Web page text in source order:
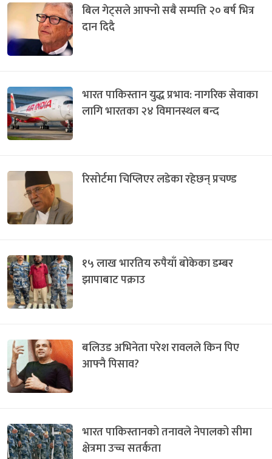
बिल गेट्सले आफ्नो सबै सम्पत्ति २० बर्ष भित्र
दान दिदै
भारत पाकिस्तान युद्ध प्रभाव: नागरिक सेवाका
लागि भारतका २४ विमानस्थल बन्द
रिसोर्टमा चिप्लिएर लडेका रहेछन् प्रचण्ड
१५ लाख भारतिय रुपैयाँ बोकेका डम्बर
झापाबाट पक्राउ
बलिउड अभिनेता परेश रावलले किन पिए
आफ्नै पिसाव?
भारत पाकिस्तानको तनावले नेपालको सीमा
क्षेत्रमा उच्च सतर्कता